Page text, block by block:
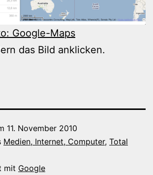
Google-Maps
das Bild anklicken.
11. November 2010
Medien, Internet, Computer, Total
mit Google